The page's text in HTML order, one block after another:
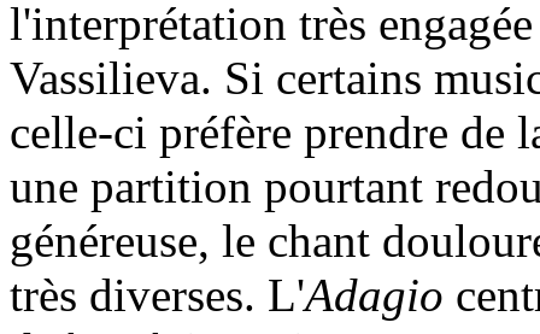
l'interprétation très
Vassilieva. Si certains
celle-ci préfère prendre de
une partition pourtant
généreuse, le chant
très diverses. L'Adagio